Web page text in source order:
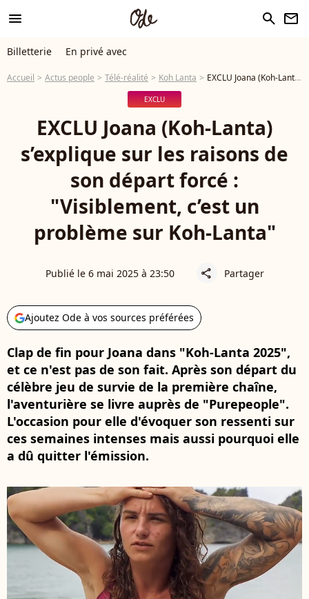
menu search newsletter
Billetterie En privé avec
Accueil Actus people Télé-réalité Koh Lanta EXCLU Joana (Koh-Lanta) s’explique sur les raisons de son départ forcé : "Visiblement, c’est un problème sur Koh-Lanta"
EXCLU
EXCLU Joana (Koh-Lanta)
s’explique sur les raisons de
son départ forcé :
"Visiblement, c’est un
problème sur Koh-Lanta"
Publié le 6 mai 2025 à 23:50 share Partager
Ajoutez Ode à vos sources préférées
Clap de fin pour Joana dans "Koh-Lanta 2025",
et ce n'est pas de son fait. Après son départ du
célèbre jeu de survie de la première chaîne,
l'aventurière se livre auprès de "Purepeople".
L'occasion pour elle d'évoquer son ressenti sur
ces semaines intenses mais aussi pourquoi elle
a dû quitter l'émission.